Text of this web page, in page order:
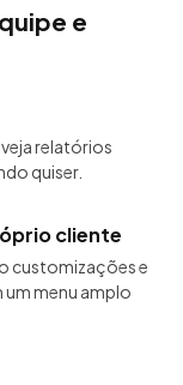
e
relatórios
quiser.
cliente
customizações e
menu amplo